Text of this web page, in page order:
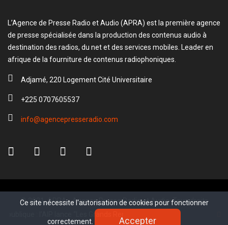
: l’AIP lance “Les Grands Rendez-vous”, une tribune inédite au
Ce site nécessite l'autorisation de cookies pour fonctionner
correctement. Accepter
L’Agence de Presse Radio et Audio (APRA) est la première agence
de presse spécialisée dans la production des contenus audio à
destination des radios, du net et des services mobiles. Leader en
afrique de la fourniture de contenus radiophoniques.
Adjamé, 220 Logement Cité Universitaire
+225 0707605537
info@agencepresseradio.com
© 2021, APRA - Agence Presse Radio et Audio. Tous droits
Ce site nécessite l'autorisation de cookies pour fonctionner
correctement. Accepter